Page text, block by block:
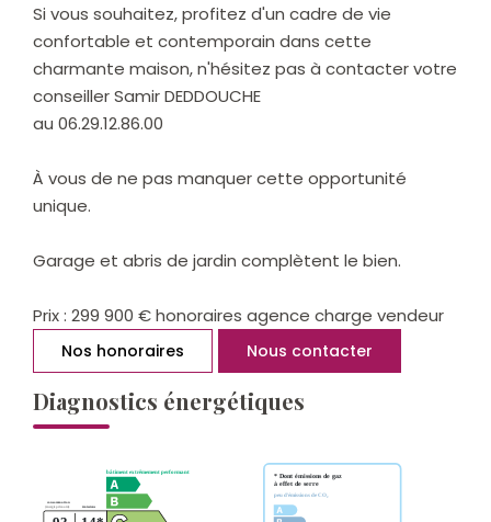
Si vous souhaitez, profitez d'un cadre de vie
confortable et contemporain dans cette
charmante maison, n'hésitez pas à contacter votre
conseiller Samir DEDDOUCHE
au 06.29.12.86.00
À vous de ne pas manquer cette opportunité
unique.
Garage et abris de jardin complètent le bien.
Prix : 299 900 € honoraires agence charge vendeur
Nos honoraires Nous contacter
Diagnostics énergétiques